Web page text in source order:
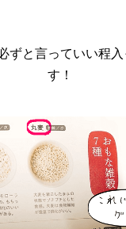
ずと言っていい程
す！